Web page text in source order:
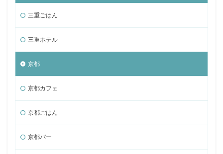
三重ごはん
三重ホテル
京都
京都カフェ
京都ごはん
京都バー